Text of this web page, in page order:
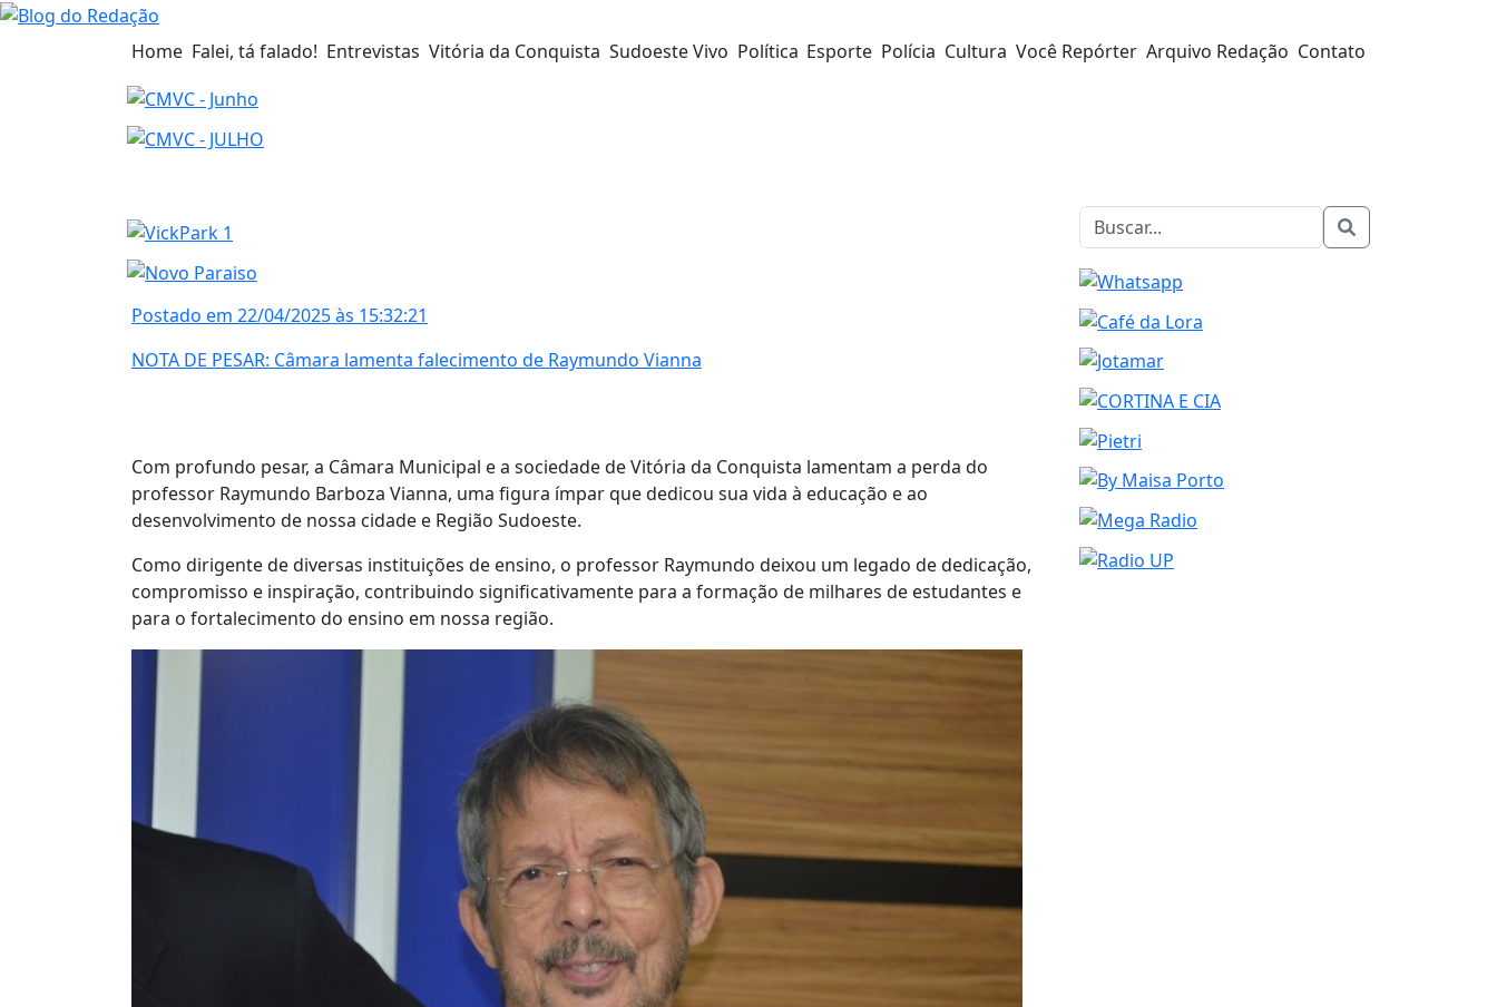
Home Falei, tá falado! Entrevistas Vitória da Conquista Sudoeste Vivo Política Esporte Polícia Cultura Você Repórter Arquivo Redação Contato
Postado em 22/04/2025 às 15:32:21
NOTA DE PESAR: Câmara lamenta falecimento de Raymundo Vianna
Com profundo pesar, a Câmara Municipal e a sociedade de Vitória da Conquista lamentam a perda do
professor Raymundo Barboza Vianna, uma figura ímpar que dedicou sua vida à educação e ao
desenvolvimento de nossa cidade e Região Sudoeste.
Como dirigente de diversas instituições de ensino, o professor Raymundo deixou um legado de dedicação,
compromisso e inspiração, contribuindo significativamente para a formação de milhares de estudantes e
para o fortalecimento do ensino em nossa região.